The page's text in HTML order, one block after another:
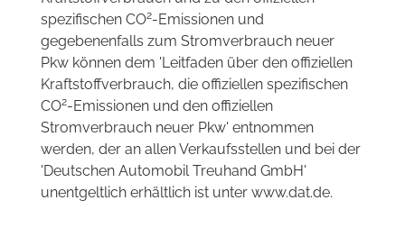
spezifischen CO2-Emissionen und
gegebenenfalls zum Stromverbrauch neuer
Pkw können dem 'Leitfaden über den offiziellen
Kraftstoffverbrauch, die offiziellen spezifischen
CO2-Emissionen und den offiziellen
Stromverbrauch neuer Pkw' entnommen
werden, der an allen Verkaufsstellen und bei der
'Deutschen Automobil Treuhand GmbH'
unentgeltlich erhältlich ist unter www.dat.de.